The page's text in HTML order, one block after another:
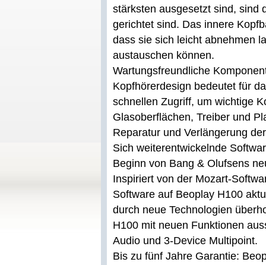
stärksten ausgesetzt sind, sind
gerichtet sind. Das innere
dass sie sich leicht abnehmen
austauschen können.
Wartungsfreundliche
Kopfhörerdesign bedeutet für
schnellen Zugriff, um wichtige
Glasoberflächen, Treiber und
Reparatur und Verlängerung
Sich weiterentwickelnde
Beginn von Bang & Olufsens
Inspiriert von der Mozart-
Software auf Beoplay H100
durch neue Technologien
H100 mit neuen Funktionen
Audio und 3-Device Multipoint.
Bis zu fünf Jahre Garantie: